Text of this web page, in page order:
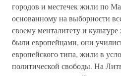
городов и местечек жили по
основанному на выборности
своему менталитету и
были европейцами, они
европейского типа, жили в
политической свободы. На